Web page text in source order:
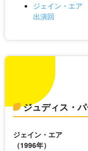
ジェイン・エア
出演回
ジュディス・
ジェイン・エア
（1996年）